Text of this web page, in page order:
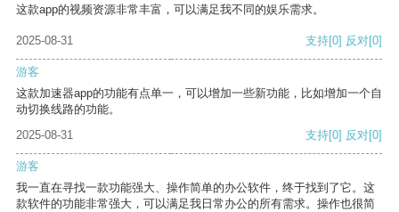
这款app的视频资源非常丰富，可以满足我不同的娱乐需求。
2025-08-31 支持[0] 反对[0]
游客
这款加速器app的功能有点单一，可以增加一些新功能，比如增加一个自
动切换线路的功能。
2025-08-31
支持[0] 反对[0]
游客
我一直在寻找一款功能强大、操作简单的办公软件，终于找到了它。这
款软件的功能非常强大，可以满足我日常办公的所有需求。操作也很简